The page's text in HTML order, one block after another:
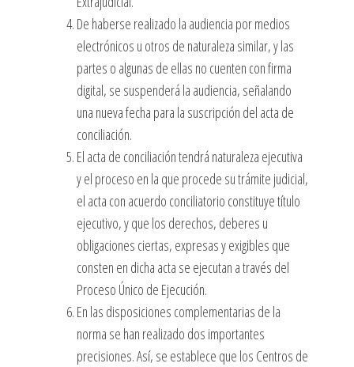
De haberse realizado la audiencia por medios
electrónicos u otros de naturaleza similar, y las
partes o algunas de ellas no cuenten con firma
digital, se suspenderá la audiencia, señalando
una nueva fecha para la suscripción del acta de
conciliación.
El acta de conciliación tendrá naturaleza ejecutiva
y el proceso en la que procede su trámite judicial,
el acta con acuerdo conciliatorio constituye título
ejecutivo, y que los derechos, deberes u
obligaciones ciertas, expresas y exigibles que
consten en dicha acta se ejecutan a través del
Proceso Único de Ejecución.
En las disposiciones complementarias de la
norma se han realizado dos importantes
precisiones. Así, se establece que los Centros de